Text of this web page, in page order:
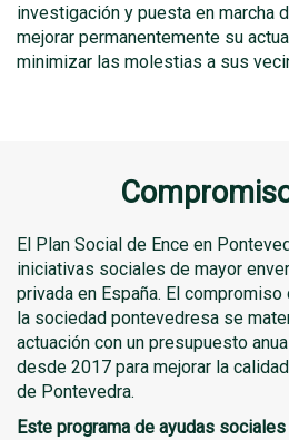
investigación y puesta en marcha
mejorar permanentemente su
minimizar las molestias a sus
El Plan Social de Ence en
iniciativas sociales de mayor
privada en España. El
la sociedad pontevedresa se
actuación con un presupuesto
desde 2017 para mejorar la
de Pontevedra.
Este programa de ayudas